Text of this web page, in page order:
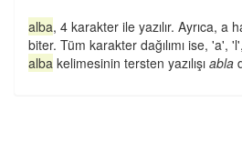
alba, 4 karakter ile yazılır. Ayrıca, a
biter. Tüm karakter dağılımı ise, 'a',
alba kelimesinin tersten yazılışı abla